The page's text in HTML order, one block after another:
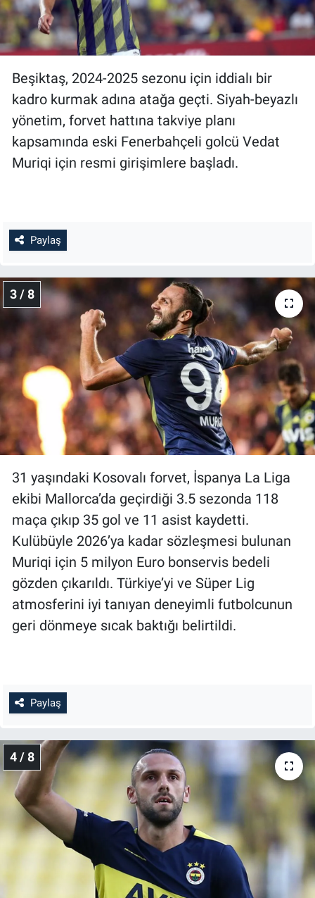
Beşiktaş, 2024-2025 sezonu için iddialı bir
kadro kurmak adına atağa geçti. Siyah-beyazlı
yönetim, forvet hattına takviye planı
kapsamında eski Fenerbahçeli golcü Vedat
Muriqi için resmi girişimlere başladı.
Paylaş
3 / 8
31 yaşındaki Kosovalı forvet, İspanya La Liga
ekibi Mallorca’da geçirdiği 3.5 sezonda 118
maça çıkıp 35 gol ve 11 asist kaydetti.
Kulübüyle 2026’ya kadar sözleşmesi bulunan
Muriqi için 5 milyon Euro bonservis bedeli
gözden çıkarıldı. Türkiye’yi ve Süper Lig
atmosferini iyi tanıyan deneyimli futbolcunun
geri dönmeye sıcak baktığı belirtildi.
Paylaş
4 / 8